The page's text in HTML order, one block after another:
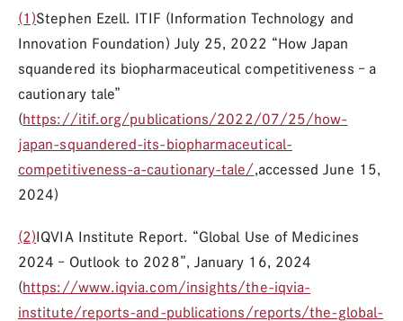
(1)Stephen Ezell. ITIF (Information Technology and
Innovation Foundation) July 25, 2022 “How Japan
squandered its biopharmaceutical competitiveness – a
cautionary tale”
( https://itif.org/publications/2022/07/25/how-
japan-squandered-its-biopharmaceutical-
competitiveness-a-cautionary-tale/ ,accessed June 15,
2024)
(2)IQVIA Institute Report. “Global Use of Medicines
2024 – Outlook to 2028”, January 16, 2024
(https://www.iqvia.com/insights/the-iqvia-
institute/reports-and-publications/reports/the-global-